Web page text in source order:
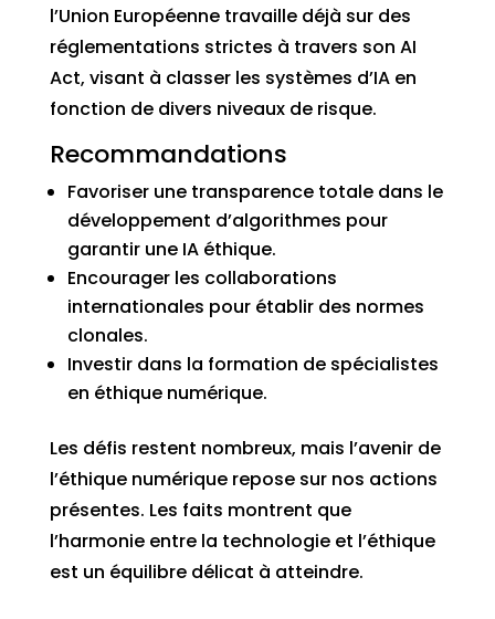
l’Union Européenne travaille déjà sur des
réglementations strictes à travers son AI
Act, visant à classer les systèmes d’IA en
fonction de divers niveaux de risque.
Recommandations
Favoriser une transparence totale dans le
développement d’algorithmes pour
garantir une IA éthique.
Encourager les collaborations
internationales pour établir des normes
clonales.
Investir dans la formation de spécialistes
en éthique numérique.
Les défis restent nombreux, mais l’avenir de
l’éthique numérique repose sur nos actions
présentes. Les faits montrent que
l’harmonie entre la technologie et l’éthique
est un équilibre délicat à atteindre.